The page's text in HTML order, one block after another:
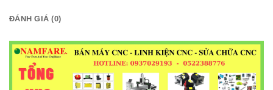
ĐÁNH GIÁ (0)